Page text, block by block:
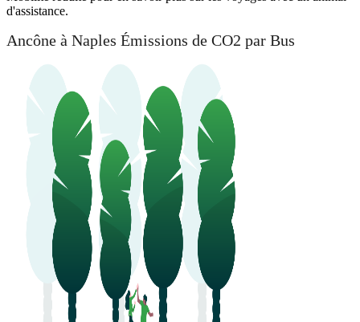
d'assistance.
Ancône à Naples Émissions de CO2 par Bus